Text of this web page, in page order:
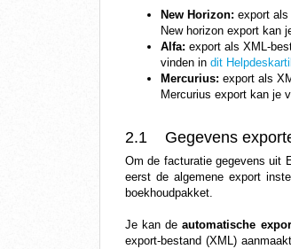
New Horizon: export als
New horizon export kan
Alfa: export als XML-
vinden in dit
Mercurius: export als
Mercurius export kan je
2.1 Gegevens
Om de facturatie gegevens uit
eerst de algemene export
boekhoudpakket.
Je kan deautomatische
export-bestand (XML)